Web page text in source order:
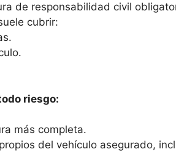
de responsabilidad civil
cubrir:
riesgo:
más completa.
del vehículo asegurado,